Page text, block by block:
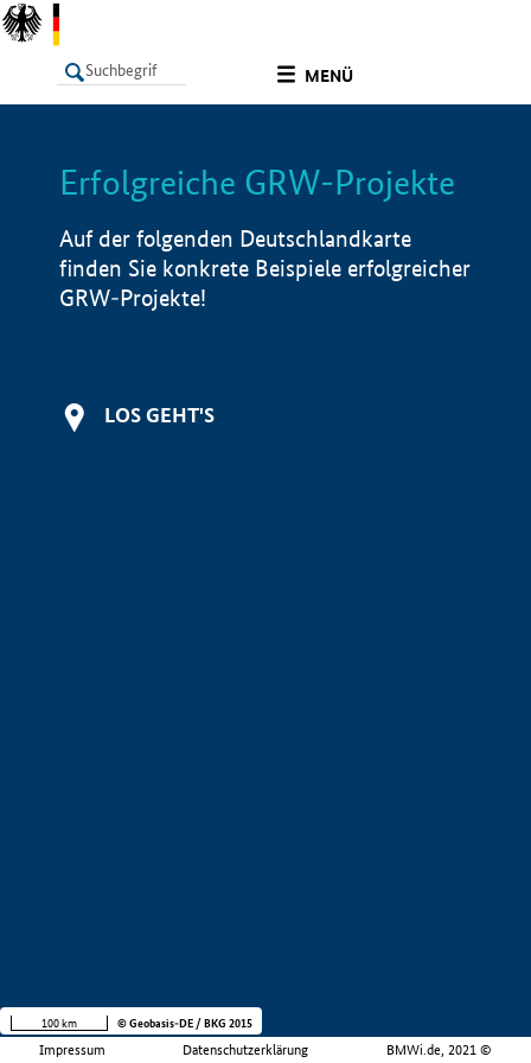
MENÜ
LISTE Info
Erfolgreiche GRW-Projekte
Auf der folgenden Deutschlandkarte
finden Sie konkrete Beispiele erfolgreicher
GRW-Projekte!
LOS GEHT'S
Impressum Datenschutzerklärung BMWi.de, 2021 ©
100 km © Geobasis-DE / BKG 2015